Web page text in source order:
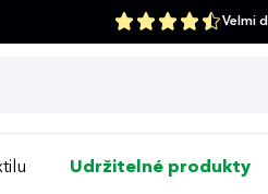
Velmi
Udržitelné produkty